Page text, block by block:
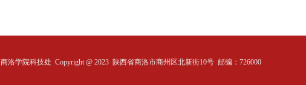
商洛学院科技处 Copyright @ 2023 陕西省商洛市商州区北新街10号 邮编：726000